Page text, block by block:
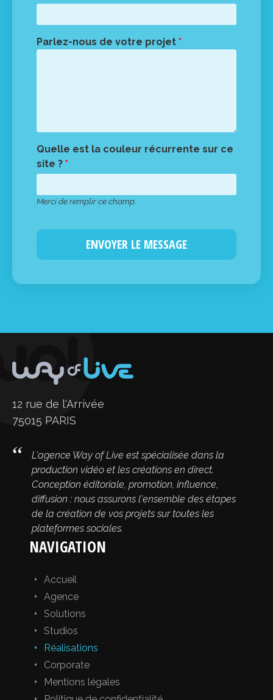
Parlez-nous de votre projet *
Quelle est la couleur récurrente sur ce
site ? *
Merci de remplir ce champ.
12 rue de l'Arrivée
75015 PARIS
L'agence Way of Live est spécialisée dans la
production vidéo et les créations en direct.
Conception éditoriale, promotion, influence,
diffusion : nous assurons l'ensemble des étapes
de la création de vos projets sur toutes les
plateformes sociales.
NAVIGATION
Accueil
Agence
Solutions
Studios
Réalisations
Corporate
Mentions légales